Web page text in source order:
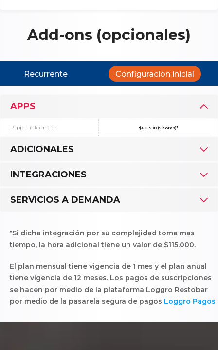
Add-ons (opcionales)
Recurrente Configuración inicial
APPS
Rappi - integración $681.990 (5 horas)*
ADICIONALES
Uso Certificado Digital de Loggro
Soporte Premium
INTEGRACIONES
Sistema Contable (Loggro) -
integración
SERVICIOS A DEMANDA
Configuración inicial de carta
(hasta 100 productos). Hasta 5
$488.990
Capacitación personalizada de 2
horas
$230.000
*Si dicha integración por su complejidad toma mas
tiempo, la hora adicional tiene un valor de $115.000.
El plan mensual tiene vigencia de 1 mes y el plan anual
tiene vigencia de 12 meses. Los pagos de suscripciones
se hacen por medio de la plataforma Loggro Restobar
por medio de la pasarela segura de pagos Loggro Pagos